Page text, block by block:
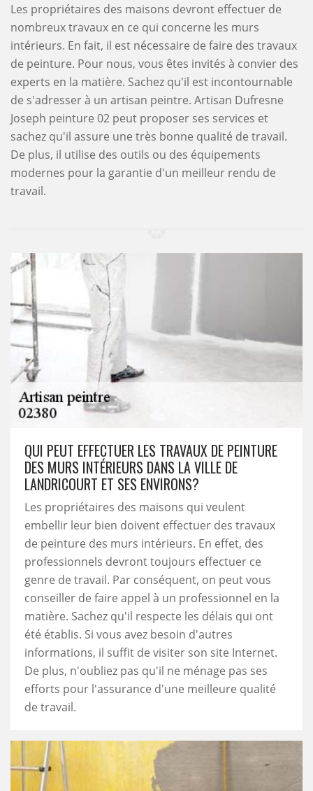
Les propriétaires des maisons devront effectuer de
nombreux travaux en ce qui concerne les murs
intérieurs. En fait, il est nécessaire de faire des travaux
de peinture. Pour nous, vous êtes invités à convier des
experts en la matière. Sachez qu'il est incontournable
de s'adresser à un artisan peintre. Artisan Dufresne
Joseph peinture 02 peut proposer ses services et
sachez qu'il assure une très bonne qualité de travail.
De plus, il utilise des outils ou des équipements
modernes pour la garantie d'un meilleur rendu de
travail.
QUI PEUT EFFECTUER LES TRAVAUX DE PEINTURE
DES MURS INTÉRIEURS DANS LA VILLE DE
LANDRICOURT ET SES ENVIRONS?
Les propriétaires des maisons qui veulent
embellir leur bien doivent effectuer des travaux
de peinture des murs intérieurs. En effet, des
professionnels devront toujours effectuer ce
genre de travail. Par conséquent, on peut vous
conseiller de faire appel à un professionnel en la
matière. Sachez qu'il respecte les délais qui ont
été établis. Si vous avez besoin d'autres
informations, il suffit de visiter son site Internet.
De plus, n'oubliez pas qu'il ne ménage pas ses
efforts pour l'assurance d'une meilleure qualité
de travail.